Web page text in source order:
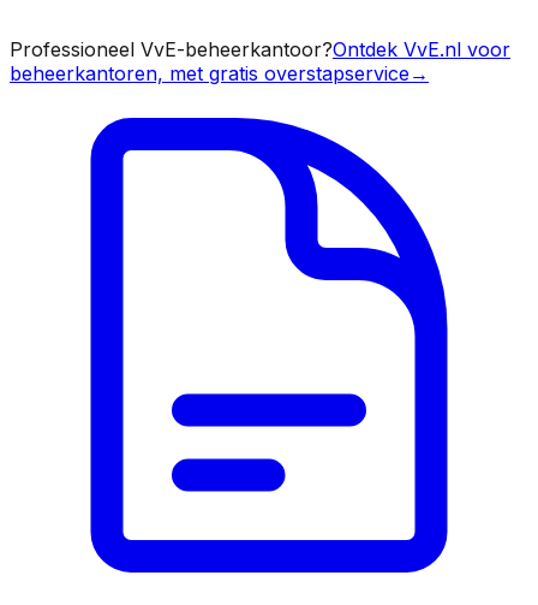
Professioneel VvE-beheerkantoor?Ontdek VvE.nl voor
beheerkantoren, met gratis overstapservice→